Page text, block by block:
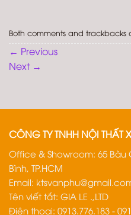
Both comments and trackbacks
← Previous
Next →
CÔNG TY TNHH NỘI THẤT
Office & Showroom: 65 Bàu
Bình, TP.HCM
Email:
Tên viết tắt: GIA LE .,LTD
Điện thoại: 0913.776.183 -